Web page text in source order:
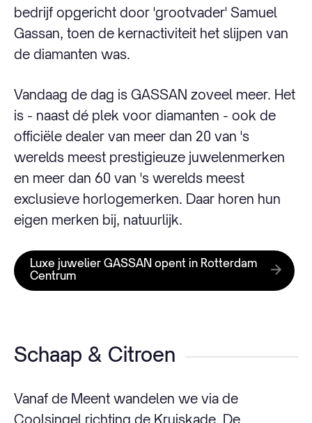
bedrijf opgericht door 'grootvader' Samuel
Gassan, toen de kernactiviteit het slijpen van
de diamanten was.
Vandaag de dag is GASSAN zoveel meer. Het
is - naast dé plek voor diamanten - ook de
officiële dealer van meer dan 20 van 's
werelds meest prestigieuze juwelenmerken
en meer dan 60 van 's werelds meest
exclusieve horlogemerken. Daar horen hun
eigen merken bij, natuurlijk.
Luxe juwelier GASSAN opent in Rotterdam
Centrum
Schaap & Citroen
Vanaf de Meent wandelen we via de
Coolsingel richting de Kruiskade. De